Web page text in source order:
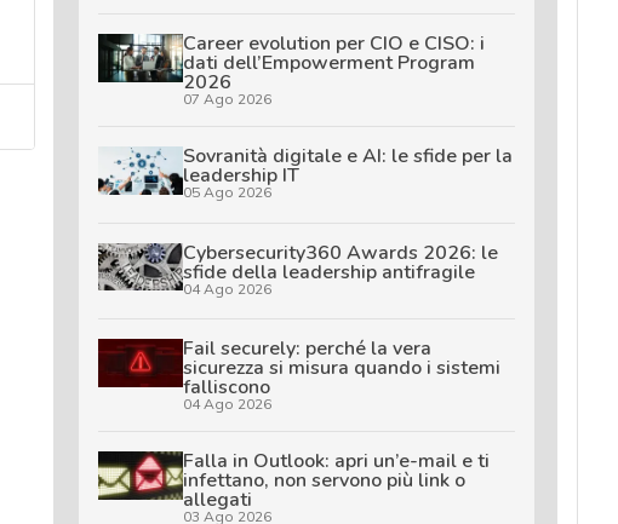
Career evolution per CIO e CISO: i
dati dell’Empowerment Program
2026
07 Ago 2026
Sovranità digitale e AI: le sfide per la
leadership IT
05 Ago 2026
Cybersecurity360 Awards 2026: le
sfide della leadership antifragile
04 Ago 2026
Fail securely: perché la vera
sicurezza si misura quando i sistemi
falliscono
04 Ago 2026
Falla in Outlook: apri un’e-mail e ti
infettano, non servono più link o
allegati
03 Ago 2026